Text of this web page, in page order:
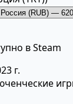
в Steam
г.